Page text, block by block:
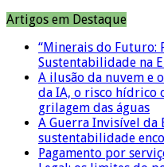
Artigos em Destaque
“Minerais do Futuro:
Sustentabilidade na
A ilusão da nuvem e
da IA, o risco hídrico
grilagem das águas
A Guerra Invisível da
sustentabilidade
Pagamento por